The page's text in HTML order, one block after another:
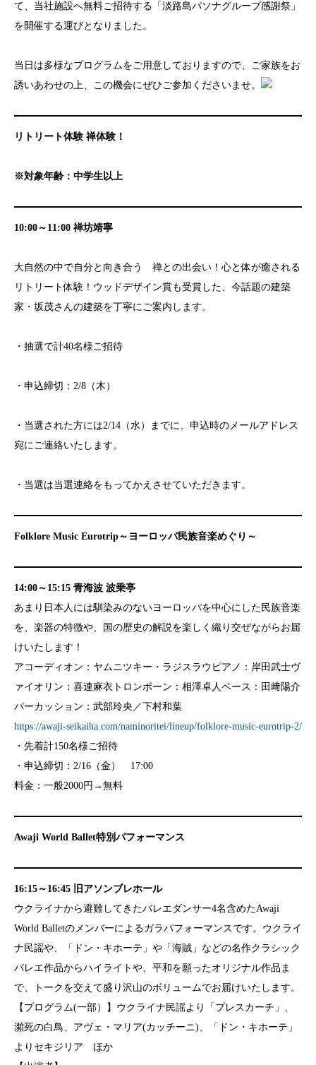
て、当社施設へ無料ご招待する「淡路島パソナグループ感謝祭」
を開催する運びとなりました。
当日は多様なプログラムをご用意しておりますので、ご家族をお
誘いあわせの上、この機会にぜひご参加くださいませ。
リトリート体験 禅体験！
※対象年齢：中学生以上
10:00～11:00 禅坊靖寧
大自然の中で自分と向き合う 禅との出会い！心と体が癒される
リトリート体験！ウッドデザイン賞も受賞した、今話題の建築
家・坂茂さんの建築を丁寧にご案内します。
・抽選で計40名様ご招待
・申込締切：2/8（木）
・当選された方には2/14（水）までに、申込時のメールアドレス
宛にご連絡いたします。
・当選は当選連絡をもってかえさせていただきます。
Folklore Music Eurotrip ～ヨーロッパ民族音楽めぐり～
14:00～15:15 青海波 波乗亭
あまり日本人には馴染みのないヨーロッパを中心にした民族音楽
を、楽器の特徴や、国の歴史の解説を楽しく織り交ぜながらお届
けいたします！
アコーディオン：ヤムニツキー・ラジスラウピアノ：岸田武士ヴ
ァイオリン：喜連麻衣トロンボーン：相澤卓人ベース：田﨑陽介
パーカッション：武部玲央／下村和葉
https://awaji-seikaiha.com/naminoritei/lineup/folklore-music-eurotrip-2/
・先着計150名様ご招待
・申込締切：2/16（金） 17:00
料金：一般2000円→無料
Awaji World Ballet特別パフォーマンス
16:15～16:45 旧アソンブレホール
ウクライナから避難してきたバレエダンサー4名含めたAwaji
World Balletのメンバーによるガラパフォーマンスです。ウクライ
ナ民謡や、「ドン・キホーテ」や「海賊」などの名作クラシック
バレエ作品からハイライトや、平和を願ったオリジナル作品ま
で、トークを交えて盛り沢山のボリュームでお届けいたします。
【プログラム(一部）】ウクライナ民謡より「プレスカーチ」、
瀕死の白鳥、アヴェ・マリア(カッチーニ)、「ドン・キホーテ」
よりセキジリア ほか